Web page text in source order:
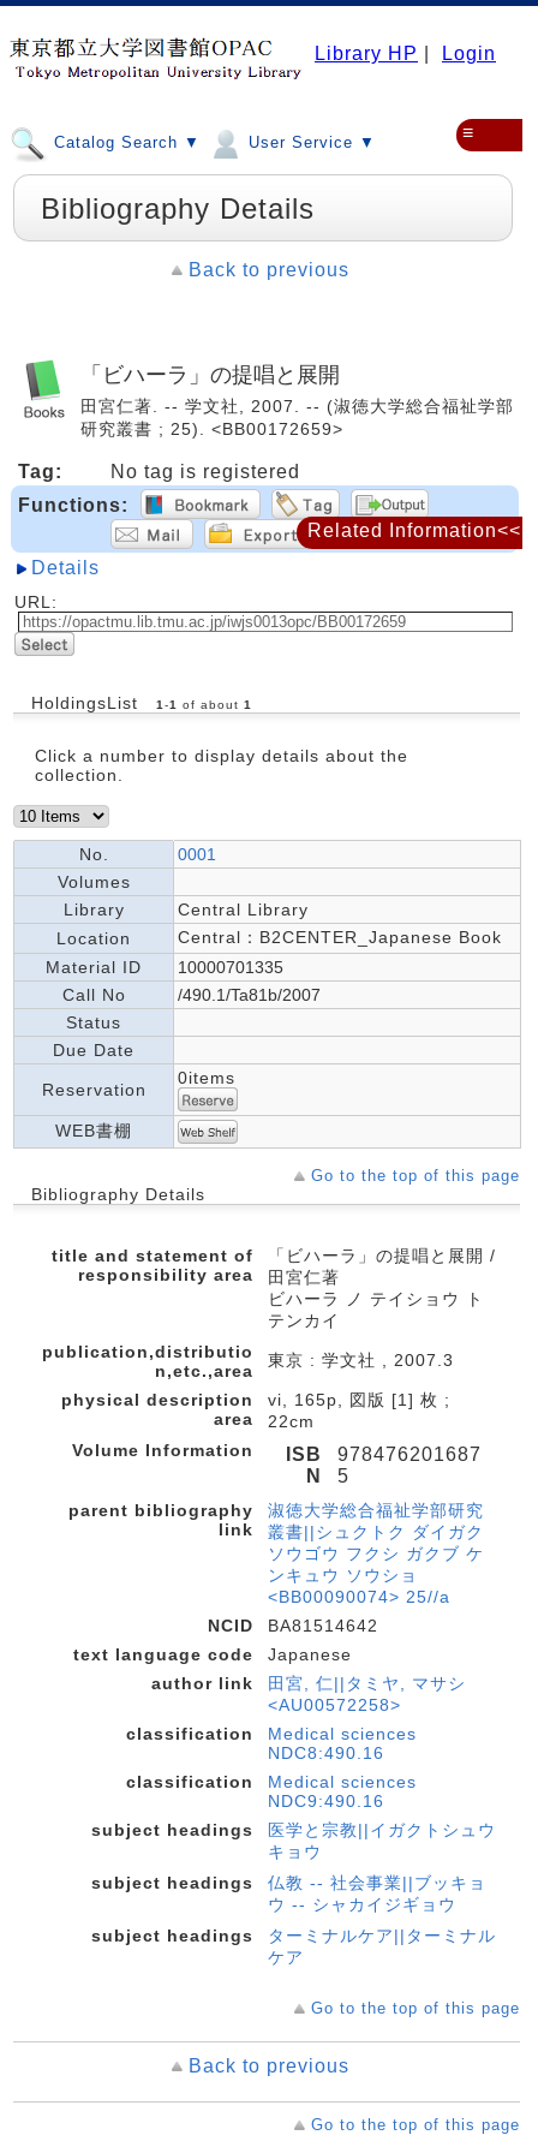
Library HP Login
Catalog Search ▼ User Service ▼ ≡
Bibliography Details
Back to previous
「ビハーラ」の提唱と展開
田宮仁著. -- 学文社, 2007. -- (淑徳大学総合福祉学部
研究叢書 ; 25). <BB00172659>
Tag:
No tag is registered
Functions:
Details
URL:
HoldingsList 1 -1 of about 1
Click a number to display details about the
collection.
No.
0001
Volumes
Library
Central Library
Location
Central：B2CENTER_Japanese Book
Material ID
10000701335
Call No
/490.1/Ta81b/2007
Status
Due Date
Reservation
0items
WEB書棚
Go to the top of this page
Bibliography Details
title and statement of
responsibility area
「ビハーラ」の提唱と展開 /
田宮仁著
ビハーラ ノ テイショウ ト
テンカイ
publication,distributio
n,etc.,area
東京 : 学文社 , 2007.3
physical description
area
vi, 165p, 図版 [1] 枚 ;
22cm
Volume Information
ISB
N
978476201687
5
parent bibliography
link
淑徳大学総合福祉学部研究
叢書||シュクトク ダイガク
ソウゴウ フクシ ガクブ ケ
ンキュウ ソウショ
<BB00090074> 25//a
NCID
BA81514642
text language code
Japanese
author link
田宮, 仁||タミヤ, マサシ
<AU00572258>
classification
Medical sciences
NDC8:490.16
classification
Medical sciences
NDC9:490.16
subject headings
医学と宗教||イガクトシュウ
キョウ
subject headings
仏教 -- 社会事業||ブッキョ
ウ -- シャカイジギョウ
subject headings
ターミナルケア||ターミナル
ケア
Go to the top of this page
Back to previous
Go to the top of this page
Related Information<<